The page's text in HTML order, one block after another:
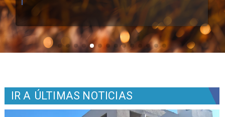
IR A ÚLTIMAS NOTICIAS